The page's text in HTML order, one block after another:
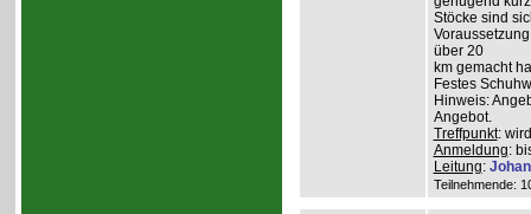
Stöcke sind
über 20
km gemacht
Festes
Hinweis:
Angebot.
Treffpunkt:
Anmeldung:
Leitung:
Teilnehmende: